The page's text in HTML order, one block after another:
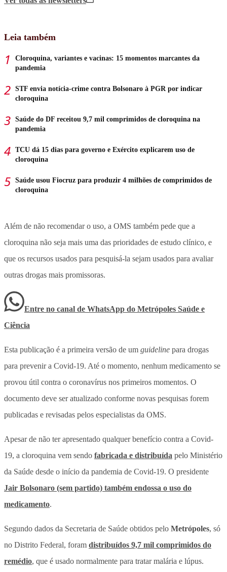
Leia também
Cloroquina, variantes e vacinas: 15 momentos marcantes da
pandemia
STF envia notícia-crime contra Bolsonaro à PGR por indicar
cloroquina
Saúde do DF receitou 9,7 mil comprimidos de cloroquina na
pandemia
TCU dá 15 dias para governo e Exército explicarem uso de
cloroquina
Saúde usou Fiocruz para produzir 4 milhões de comprimidos de
cloroquina
Além de não recomendar o uso, a OMS também pede que a
cloroquina não seja mais uma das prioridades de estudo clínico, e
que os recursos usados para pesquisá-la sejam usados para avaliar
outras drogas mais promissoras.
Entre no canal de WhatsApp do Metrópoles Saúde e
Ciência
Esta publicação é a primeira versão de um guideline para drogas
para prevenir a Covid-19. Até o momento, nenhum medicamento se
provou útil contra o coronavírus nos primeiros momentos. O
documento deve ser atualizado conforme novas pesquisas forem
publicadas e revisadas pelos especialistas da OMS.
Apesar de não ter apresentado qualquer benefício contra a Covid-
19, a cloroquina vem sendo fabricada e distribuída pelo Ministério
da Saúde desde o início da pandemia de Covid-19. O presidente
Jair Bolsonaro (sem partido) também endossa o uso do
medicamento.
Segundo dados da Secretaria de Saúde obtidos pelo Metrópoles, só
no Distrito Federal, foram distribuídos 9,7 mil comprimidos do
remédio, que é usado normalmente para tratar malária e lúpus.